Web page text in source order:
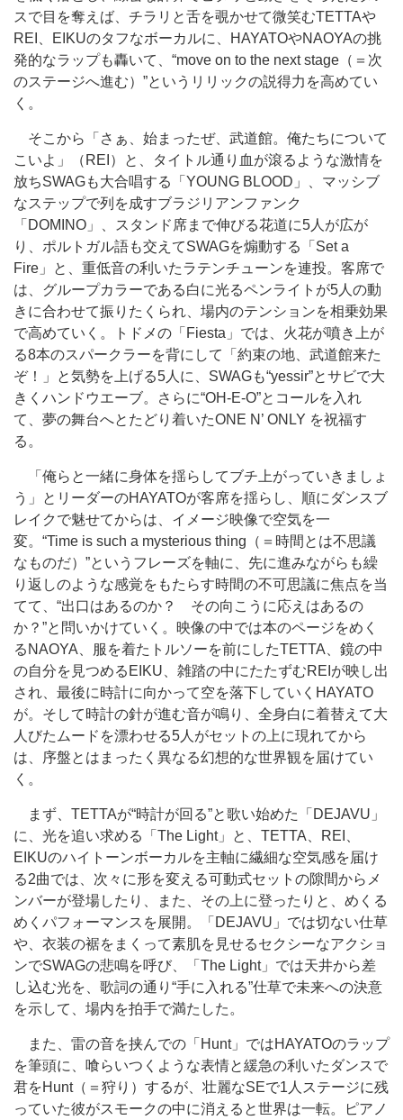
スで目を奪えば、チラリと舌を覗かせて微笑むTETTAや
REI、EIKUのタフなボーカルに、HAYATOやNAOYAの挑
発的なラップも轟いて、“move on to the next stage（＝次
のステージへ進む）”というリリックの説得力を高めてい
く。
そこから「さぁ、始まったぜ、武道館。俺たちについて
こいよ」（REI）と、タイトル通り血が滾るような激情を
放ちSWAGも大合唱する「YOUNG BLOOD」、マッシブ
なステップで列を成すブラジリアンファンク
「DOMINO」、スタンド席まで伸びる花道に5人が広が
り、ポルトガル語も交えてSWAGを煽動する「Set a
Fire」と、重低音の利いたラテンチューンを連投。客席で
は、グループカラーである白に光るペンライトが5人の動
きに合わせて振りたくられ、場内のテンションを相乗効果
で高めていく。トドメの「Fiesta」では、火花が噴き上が
る8本のスパークラーを背にして「約束の地、武道館来た
ぞ！」と気勢を上げる5人に、SWAGも“yessir”とサビで大
きくハンドウエーブ。さらに“OH-E-O”とコールを入れ
て、夢の舞台へとたどり着いたONE N’ ONLY を祝福す
る。
「俺らと一緒に身体を揺らしてブチ上がっていきましょ
う」とリーダーのHAYATOが客席を揺らし、順にダンスブ
レイクで魅せてからは、イメージ映像で空気を一
変。“Time is such a mysterious thing（＝時間とは不思議
なものだ）”というフレーズを軸に、先に進みながらも繰
り返しのような感覚をもたらす時間の不可思議に焦点を当
てて、“出口はあるのか？ その向こうに応えはあるの
か？”と問いかけていく。映像の中では本のページをめく
るNAOYA、服を着たトルソーを前にしたTETTA、鏡の中
の自分を見つめるEIKU、雑踏の中にたたずむREIが映し出
され、最後に時計に向かって空を落下していくHAYATO
が。そして時計の針が進む音が鳴り、全身白に着替えて大
人びたムードを漂わせる5人がセットの上に現れてから
は、序盤とはまったく異なる幻想的な世界観を届けてい
く。
まず、TETTAが“時計が回る”と歌い始めた「DEJAVU」
に、光を追い求める「The Light」と、TETTA、REI、
EIKUのハイトーンボーカルを主軸に繊細な空気感を届け
る2曲では、次々に形を変える可動式セットの隙間からメ
ンバーが登場したり、また、その上に登ったりと、めくる
めくパフォーマンスを展開。「DEJAVU」では切ない仕草
や、衣装の裾をまくって素肌を見せるセクシーなアクショ
ンでSWAGの悲鳴を呼び、「The Light」では天井から差
し込む光を、歌詞の通り“手に入れる”仕草で未来への決意
を示して、場内を拍手で満たした。
また、雷の音を挟んでの「Hunt」ではHAYATOのラップ
を筆頭に、喰らいつくような表情と緩急の利いたダンスで
君をHunt（＝狩り）するが、壮麗なSEで1人ステージに残
っていた彼がスモークの中に消えると世界は一転。ピアノ